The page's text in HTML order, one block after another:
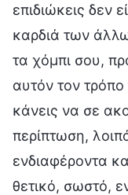
επιδιώκεις δεν
καρδιά των
τα χόμπι σου,
αυτόν τον
κάνεις να σε
περίπτωση,
ενδιαφέροντα
θετικό, σωστό,